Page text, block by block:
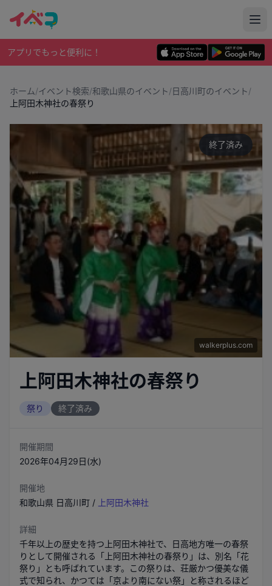
アプリでもっと便利に！
ホーム/イベント検索/和歌山県のイベント/日高川町のイベント/
上阿田木神社の春祭り
walkerplus.com
終了済み
上阿田木神社の春祭り
祭り 終了済み
開催期間
2026年04月29日(水)
開催地
和歌山県 日高川町 / 上阿田木神社
詳細
千年以上の歴史を持つ上阿田木神社で、日高地方唯一の春祭
りとして開催される「上阿田木神社の春祭り」は、別名「花
祭り」とも呼ばれています。この祭りは、荘厳かつ優美な儀
式で知られ、かつては「京より南にない祭」と称されるほど